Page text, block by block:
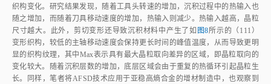
织构变化。研究结果发现，随着工具头转速的增加，沉积过程中的热输入也
随之增加，而随着刀具移动速度的增加，热输入则减少。热输入越高，晶粒
尺寸越大。此外，剪切变形还导致沉积材料中产生了如 图8所示的（111）
变形织构，较低的主轴移动速度会保持更长时间的峰值温度，从而导致更明
显的织构纹理，其中Max表示具有最大晶粒取向差异的区域，即晶粒取向的
变化较大。随着沉积层数的增加，底层区域会由于重复的热循环引起晶粒生
长。同样，笔者将AFSD技术应用于亚稳高熵合金的增材制造中，也观察到